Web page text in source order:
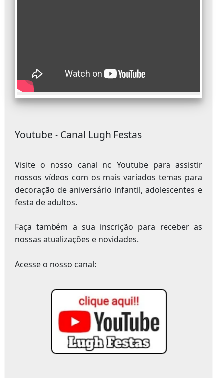
Youtube - Canal Lugh Festas
Visite o nosso canal no Youtube para assistir
nossos vídeos com os mais variados temas para
decoração de aniversário infantil, adolescentes e
festa de adultos.
Faça também a sua inscrição para receber as
nossas atualizações e novidades.
Acesse o nosso canal: